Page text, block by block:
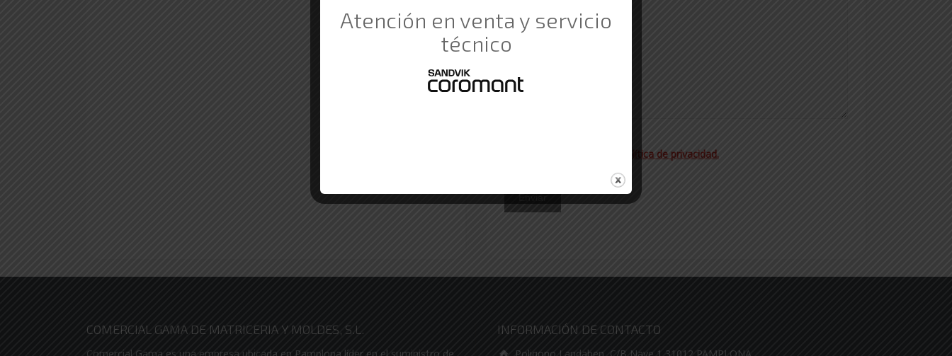
política de privacidad.
COMERCIAL GAMA DE MATRICERIA Y MOLDES, S.L. INFORMACIÓN DE CONTACTO
Atención en venta y servicio
técnico